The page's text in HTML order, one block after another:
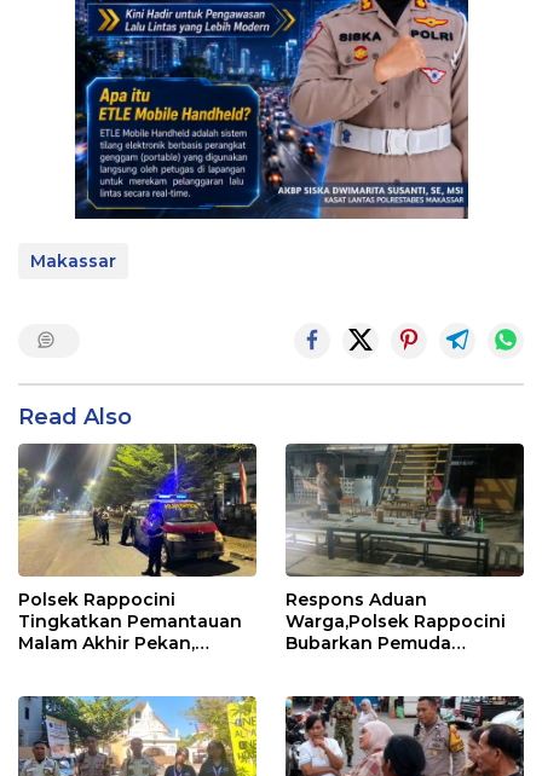
Makassar
Read Also
Polsek Rappocini
Tingkatkan Pemantauan
Malam Akhir Pekan,
Respons Aduan
Warga,Polsek Rappocini
Bubarkan Pemuda